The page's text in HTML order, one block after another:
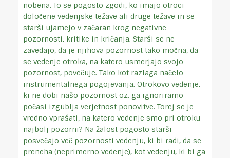
nobena. To se pogosto zgodi, ko imajo otroci
določene vedenjske težave ali druge težave in se
starši ujamejo v začaran krog negativne
pozornosti, kritike in kričanja. Starši se ne
zavedajo, da je njihova pozornost tako močna, da
se vedenje otroka, na katero usmerjajo svojo
pozornost, povečuje. Tako kot razlaga načelo
instrumentalnega pogojevanja. Otrokovo vedenje,
ki ne dobi našo pozornost oz. ga ignoriramo
počasi izgublja verjetnost ponovitve. Torej se je
vredno vprašati, na katero vedenje smo pri otroku
najbolj pozorni? Na žalost pogosto starši
posvečajo več pozornosti vedenju, ki bi radi, da se
preneha (neprimerno vedenje), kot vedenju, ki bi ga